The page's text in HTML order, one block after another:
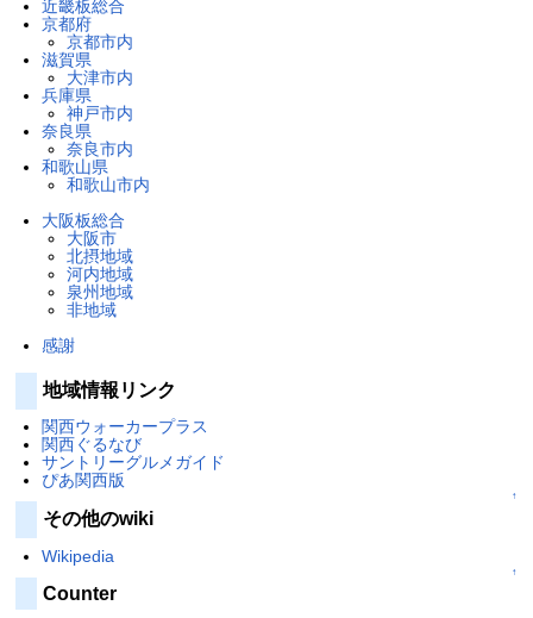
近畿板総合
京都府
京都市内
滋賀県
大津市内
兵庫県
神戸市内
奈良県
奈良市内
和歌山県
和歌山市内
大阪板総合
大阪市
北摂地域
河内地域
泉州地域
非地域
感謝
地域情報リンク
関西ウォーカープラス
関西ぐるなび
サントリーグルメガイド
ぴあ関西版
↑
その他のwiki
Wikipedia
↑
Counter